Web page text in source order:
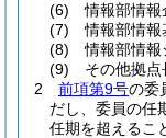
(6)
情報部情報
(7)
情報部情報
(8)
情報部情報
(9)
その他拠
2
前項第9号の委
だし、委員の任
任期を超えるこ